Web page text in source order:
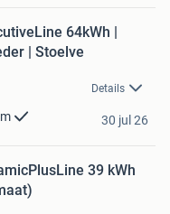
64kWh |
| Stoelve
Details
30 jul 26
39 kWh